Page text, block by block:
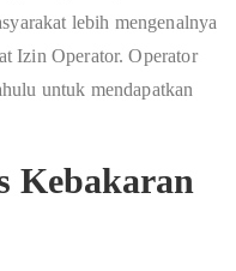
lebih mengenalnya
Izin Operator. Operator
untuk mendapatkan